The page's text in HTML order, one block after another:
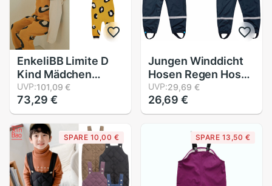
EnkeliBB Limite D
Kind Mädchen
Leopard Insgesamt
und Mantel
Passenden
freundlicher
Koreanische Herbst
Winter Kleidung
Gestrickte Overall
UVP:101,09 €
73,29 €
Jungen Winddicht
Hosen Regen Hosen
1-7 Jahre Mädchen
Jungen
Wasserdichte
freundlicher
draussen-Schlauch
Wasserdichte
Overall
UVP:29,69 €
26,69 €
SPARE 10,00 € SPARE 13,50 €